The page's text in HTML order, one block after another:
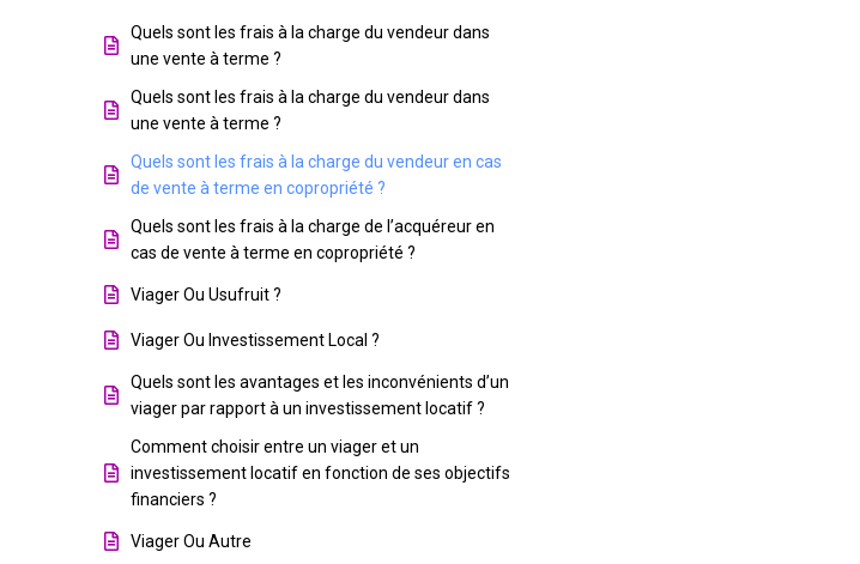
Quels sont les frais à la charge du vendeur dans
une vente à terme ?
Quels sont les frais à la charge du vendeur dans
une vente à terme ?
Quels sont les frais à la charge du vendeur en cas
de vente à terme en copropriété ?
Quels sont les frais à la charge de l’acquéreur en
cas de vente à terme en copropriété ?
Viager Ou Usufruit ?
Viager Ou Investissement Local ?
Quels sont les avantages et les inconvénients d’un
viager par rapport à un investissement locatif ?
Comment choisir entre un viager et un
investissement locatif en fonction de ses objectifs
financiers ?
Viager Ou Autre